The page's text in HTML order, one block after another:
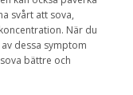
svårt att sova,
När du
dessa symptom
bättre och